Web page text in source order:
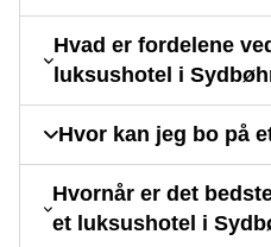
Hvad er fordelene
luksushotel i
Hvor kan jeg bo på
Hvornår er det
et luksushotel i